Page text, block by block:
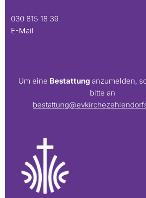
030 815 18 39
E-Mail
Um eine Bestattung anzumelden,
bitte an